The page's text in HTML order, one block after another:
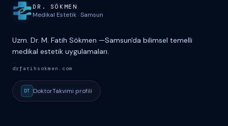
Site haritası ve iletişim
DR. S Ö KMEN
Medikal Estetik·Samsun
Uzm. Dr. M. Fatih Sökmen —Samsun'da bilimsel temelli
medikal estetik uygulamaları.
drfatihsokmen.com
DT DoktorTakvimi profili